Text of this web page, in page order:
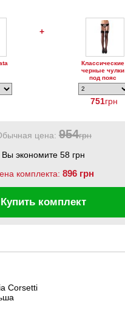
+
Классические
черные чулки
под пояс
Strumpfe
751грн
цена: 954грн
Вы экономите 58 грн
комплекта: 896 грн
Купить комплект
Corsetti